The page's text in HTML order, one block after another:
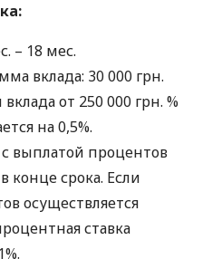
– 18 мес.
вклада: 30 000 грн.
от 250 000 грн. %
на 0,5%.
выплатой процентов
конце срока. Если
осуществляется
ставка